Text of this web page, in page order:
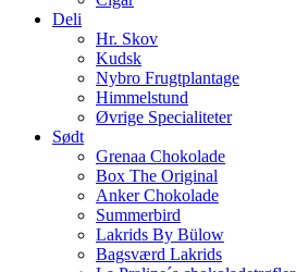
Deli
Hr. Skov
Kudsk
Nybro Frugtplantage
Himmelstund
Øvrige Specialiteter
Sødt
Grenaa Chokolade
Box The Original
Anker Chokolade
Summerbird
Lakrids By Bülow
Bagsværd Lakrids